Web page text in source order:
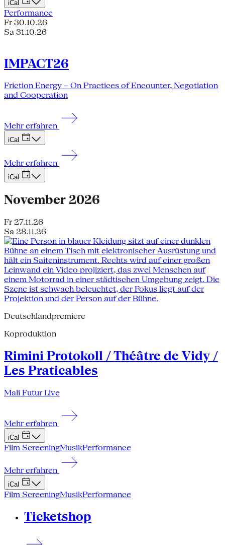
iCal
Performance
Fr 30.10.26
Sa 31.10.26
IMPACT26
Friction Energy – On Practices of Encounter, Negotiation
and Cooperation
Mehr erfahren
iCal
Mehr erfahren
iCal
November 2026
Fr 27.11.26
Sa 28.11.26
Deutschlandpremiere
Koproduktion
Rimini Protokoll / Théâtre de Vidy /
Les Praticables
Mali Futur Live
Mehr erfahren
iCal
Film ScreeningMusikPerformance
Mehr erfahren
iCal
Film ScreeningMusikPerformance
Ticketshop